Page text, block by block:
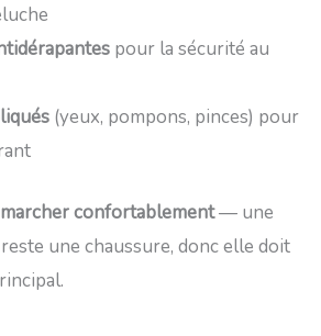
pour la sécurité au
(yeux, pompons, pinces) pour
marcher confortablement— une
une chaussure, donc elle doit